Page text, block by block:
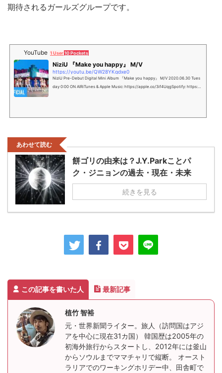
期待されるガールズグループです。
YouTube 1 User10 Pockets
NiziU 『Make you happy』 M/V
https://youtu.be/QW28YKqdxe0
NiziU Pre-Debut Digital Mini Album 『Make you happy』 M/V 2020.06.30 Tues
day 0:00 ON AIRiTunes & Apple Music: https://apple.co/3if4UqgSpotify: https://
あわせて読む
餅ゴリの由来は？J.Y.Parkことパ
ク・ジニョンの過去・現在・未来
続きを見る
この記事を書いた人 最新記事
植竹 智裕
元・世界新聞ライター。旅人（訪問国はアジ
アを中心に現在31カ国） 韓国歴は2005年の
初海外旅行からスタートし、2012年には釜山
からソウルまでママチャリで縦断。 オースト
ラリアでのワーキングホリデー中、田舎町で